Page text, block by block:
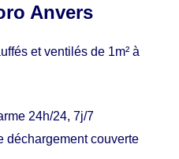
Anvers
et ventilés de 1m² à
24h/24, 7j/7
déchargement couverte